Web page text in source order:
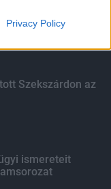
Privacy Policy
Szekszárdon az
ismereteit